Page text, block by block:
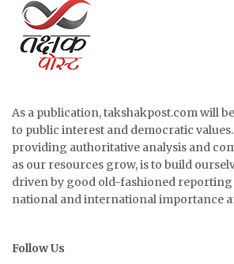
As a publication, takshakpost.com will
to public interest and democratic
providing authoritative analysis and
as our resources grow, is to build
driven by good old-fashioned reporting
national and international importance
Follow Us